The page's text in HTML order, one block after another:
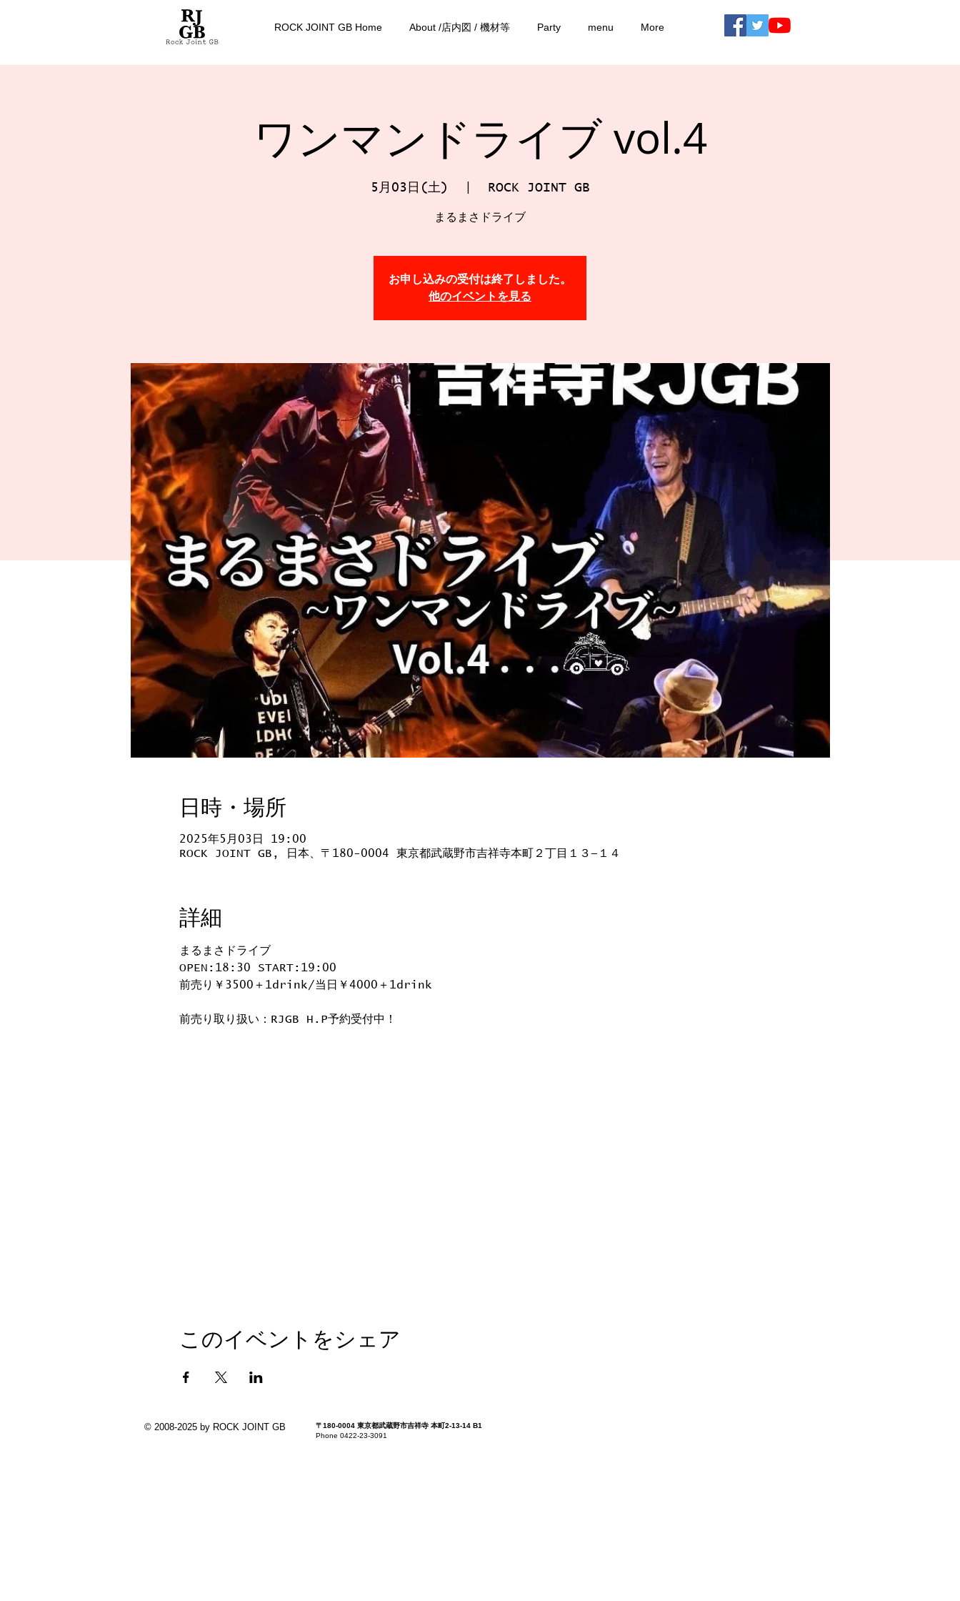
ROCK JOINT GB Home About /店内図 / 機材等 Party menu More
ワンマンドライブ vol.4
5月03日(土) ROCK JOINT GB
まるまさドライブ
お申し込みの受付は終了しました。
他のイベントを見る
日時・場所
2025年5月03日 19:00
ROCK JOINT GB, 日本、〒180-0004 東京都武蔵野市吉祥寺本町２丁目１３−１４
詳細
まるまさドライブ
OPEN:18:30 START:19:00
前売り￥3500＋1drink/当日￥4000＋1drink
前売り取り扱い：RJGB H.P予約受付中！
このイベントをシェア
© 2008-2025 by ROCK JOINT GB
〒180-0004 東京都武蔵野市吉祥寺 本町2-13-14 B1
Phone 0422-23-3091